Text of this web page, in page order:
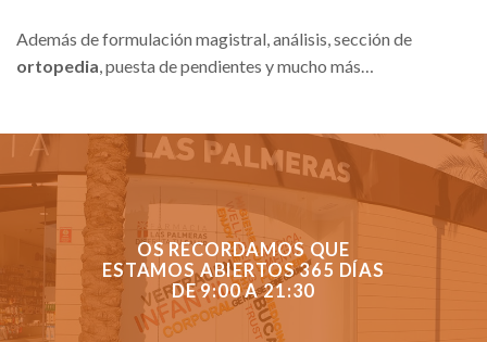
Además de formulación magistral, análisis, sección de
ortopedia , puesta de pendientes y mucho más…
OS RECORDAMOS QUE
ESTAMOS ABIERTOS 365 DÍAS
DE 9:00 A 21:30